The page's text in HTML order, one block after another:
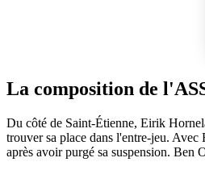
La composition de
Du côté de Saint-Étienne, Eirik
trouver sa place dans l'entre-jeu.
après avoir purgé sa suspension. Ben